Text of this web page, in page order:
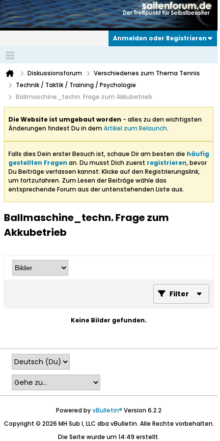
Anmelden oder Registrieren
Diskussionsforum
Verschiedenes zum Thema Tennis
Technik / Taktik / Training / Psychologie
Ballmaschine_techn. Frage zum Akkubetrieb
Die Website ist umgebaut worden - alles zu den wichtigsten
Änderungen findest Du in demArtikel zum Relaunch.
Falls dies Dein erster Besuch ist, schaue Dir am besten die häufig
gestellten Fragen an. Du musst Dich zuerst registrieren, bevor
Du Beiträge verfassen kannst: Klicke auf den Registrierungslink,
um fortzufahren. Zum Lesen der Beiträge wähle das
entsprechende Forum aus der untenstehenden Liste aus.
Ballmaschine_techn. Frage zum
Akkubetrieb
Filter
Keine Bilder gefunden.
Powered byvBulletin® Version 6.2.2
Copyright © 2026 MH Sub I, LLC dba vBulletin. Alle Rechte vorbehalten.
Die Seite wurde um 14:49 erstellt.